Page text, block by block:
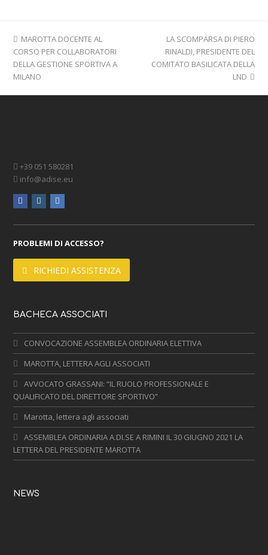
previous
post:
MAROTTA DOCENTE AL
CORSO PER COLLABORATORI
DELLA GESTIONE SPORTIVA A
MILANO
next
post:
LA SCOMPARSA DI PIERO
RINALDI, PRESIDENTE DEL
COMITATO BASILICATA DELLA
LND
+39 051 580281
info@adise.eu
facebookinstagram
PROBLEMI DI ACCESSO?
RICHIEDI ASSISTENZA
BACHECA ASSOCIATI
CONVOCAZIONE ASSEMBLEA ORDINARIA ELETTIVA
MAROTTA, LETTERA AGLI ASSOCIATI
AVVOCATO GRASSANI: “IL RUOLO PROFESSIONALE E
QUALIFICATO DEL DIRETTORE SPORTIVO”
Marotta, lettera agli associati
ASSEMBLEA ORDINARIA A.DI.SE A RIMINI IL 30 GIUGNO 2021 LA
LETTERA DEL PRESIDENTE MAROTTA
NEWS